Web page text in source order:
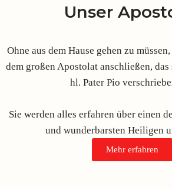
Unser
Ohne aus dem Hause gehen zu
dem großen Apostolat anschließen,
hl. Pater Pio
Sie werden alles erfahren über einen
und wunderbarsten Heiligen
Mehr erfahren